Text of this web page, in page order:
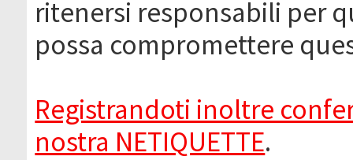
ritenersi responsabili per
possa compromettere
Registrandoti inoltre
nostra NETIQUETTE.